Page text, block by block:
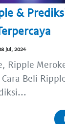
&
Jul, 2024
Ripple
Beli